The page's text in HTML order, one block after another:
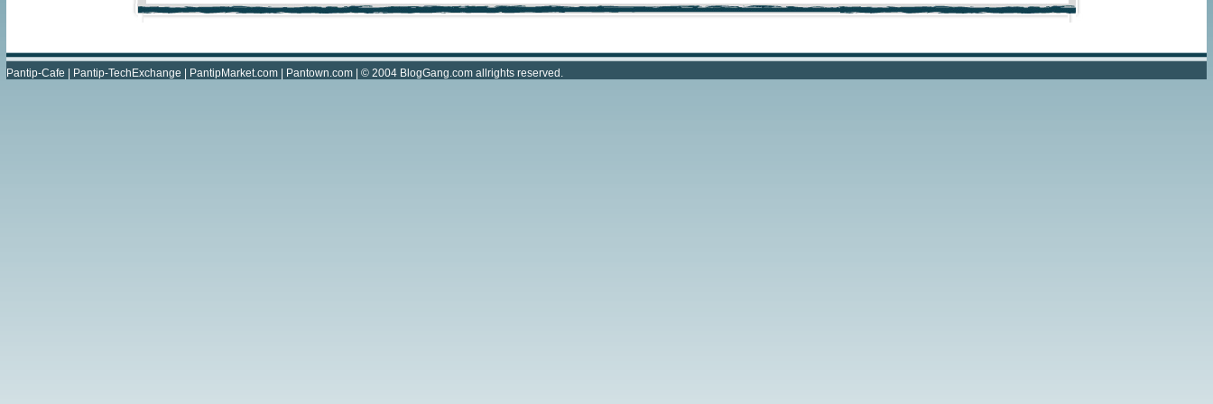
Pantip-Cafe Pantip-TechExchange PantipMarket.com Pantown.com | © 2004 BlogGang.com allrights reserved.